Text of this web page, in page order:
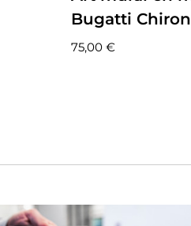
Bugatti Chiron
75,00 €